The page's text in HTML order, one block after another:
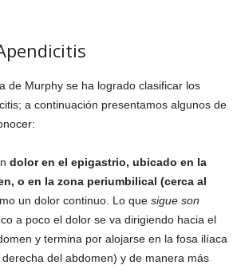
de Murphy se ha logrado clasificar los
a continuación presentamos algunos de
dolor en el epigastrio, ubicado en la
o en la zona periumbilical (cerca al
un dolor continuo. Lo que sigue son
a poco el dolor se va dirigiendo hacia el
y termina por alojarse en la fosa ilíaca
del abdomen) y de manera más